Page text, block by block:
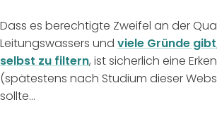
Dass es berechtigte Zweifel an der
Leitungswassers und viele Gründe
selbst zu filtern, ist sicherlich eine
(spätestens nach Studium dieser
sollte…